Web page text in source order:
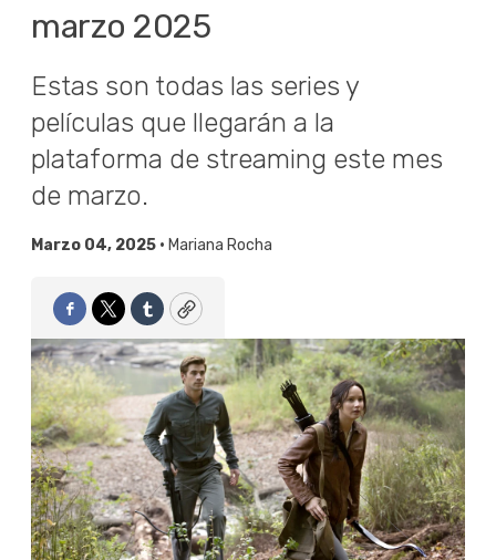
marzo 2025
Estas son todas las series y
películas que llegarán a la
plataforma de streaming este mes
de marzo.
Marzo 04, 2025 • Mariana Rocha
Facebook
TwitterTumblrCopy